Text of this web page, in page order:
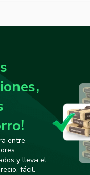
entre
y lleva el
fácil.